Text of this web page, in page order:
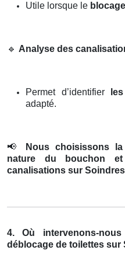
Utile lorsque le
🔹 Analyse des
Permet d’identifier
adapté.
📢
Nous choisissons
nature du bouchon
canalisations sur
4. Où intervenons-
déblocage de toilettes sur